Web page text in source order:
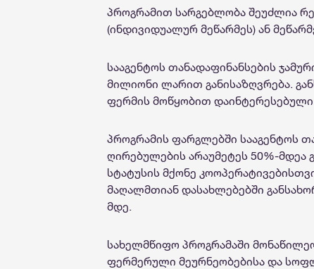
პროგრამით სარგებლობა შეუძლია
(ინდივიდუალურ მეწარმეს) ან
სააგენტოს თანადაფინანსების
მილიონი ლარით განისაზღვრება.
ფერმის მოწყობით
პროგრამის ფარგლებში სააგენტოს
ღირებულების არაუმეტეს 50%-
სტატუსის მქონე
მაღალმთიან დასახლებებში
მდე.
სახელმწიფო პროგრამაში
ფერმერული მეურნეობებისა და